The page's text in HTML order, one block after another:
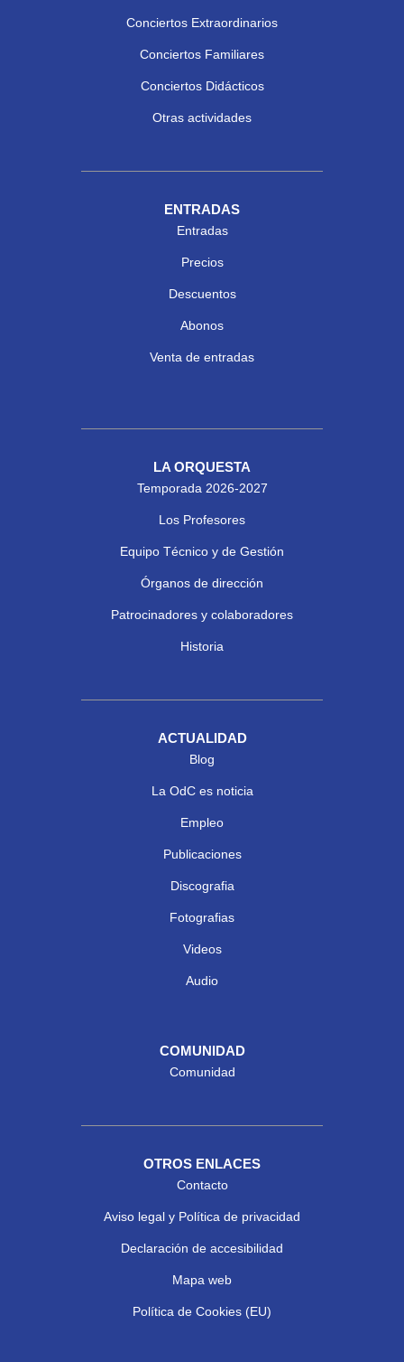
Conciertos Extraordinarios
Conciertos Familiares
Conciertos Didácticos
Otras actividades
ENTRADAS
Entradas
Precios
Descuentos
Abonos
Venta de entradas
LA ORQUESTA
Temporada 2026-2027
Los Profesores
Equipo Técnico y de Gestión
Órganos de dirección
Patrocinadores y colaboradores
Historia
ACTUALIDAD
Blog
La OdC es noticia
Empleo
Publicaciones
Discografia
Fotografias
Videos
Audio
COMUNIDAD
Comunidad
OTROS ENLACES
Contacto
Aviso legal y Política de privacidad
Declaración de accesibilidad
Mapa web
Política de Cookies (EU)